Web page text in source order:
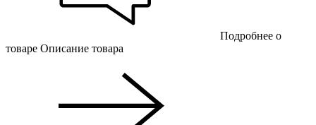
Подробнее о
товаре Описание товара